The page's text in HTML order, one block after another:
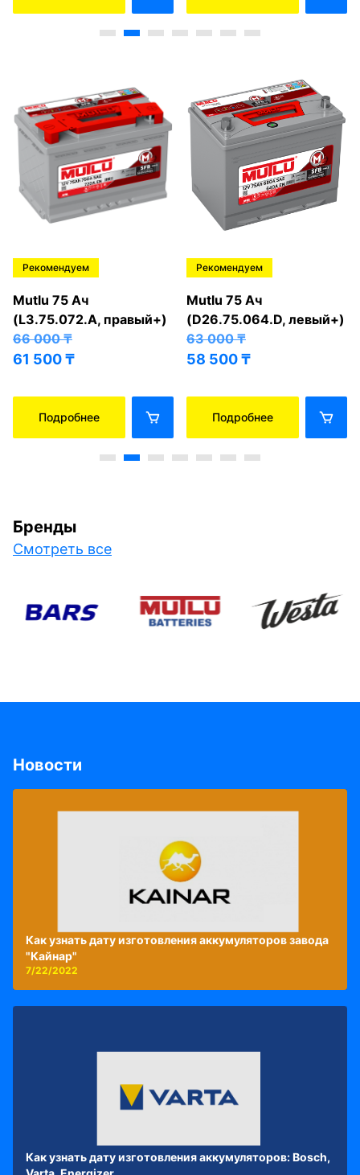
Рекомендуем
Mutlu 75 Ач
(L3.75.072.A, правый+)
66 000₸
61 500₸
Подробнее
Рекомендуем
Mutlu 75 Ач
(D26.75.064.D, левый+)
63 000₸
58 500₸
Подробнее
Бренды
Смотреть все
Новости
Как узнать дату изготовления аккумуляторов завода
"Кайнар"
7/22/2022
Как узнать дату изготовления аккумуляторов: Bosch,